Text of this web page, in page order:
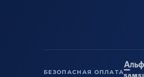
БЕЗОПАСНАЯ ОПЛАТА